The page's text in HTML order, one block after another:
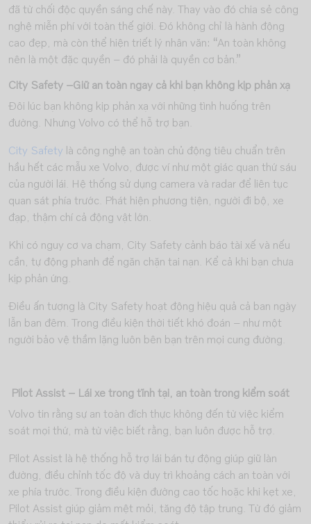
đã từ chối độc quyền sáng chế này. Thay vào đó chia sẻ công
nghệ miễn phí với toàn thế giới. Đó không chỉ là hành động
cao đẹp, mà còn thể hiện triết lý nhân văn: “An toàn không
nên là một đặc quyền – đó phải là quyền cơ bản.”
City Safety –Giữ an toàn ngay cả khi bạn không kịp phản xạ
Đôi lúc bạn không kịp phản xạ với những tình huống trên
đường. Nhưng Volvo có thể hỗ trợ bạn.
City Safety là công nghệ an toàn chủ động tiêu chuẩn trên
hầu hết các mẫu xe Volvo, được ví như một giác quan thứ sáu
của người lái. Hệ thống sử dụng camera và radar để liên tục
quan sát phía trước. Phát hiện phương tiện, người đi bộ, xe
đạp, thậm chí cả động vật lớn.
Khi có nguy cơ va chạm, City Safety cảnh báo tài xế và nếu
cần, tự động phanh để ngăn chặn tai nạn. Kể cả khi bạn chưa
kịp phản ứng.
Điều ấn tượng là City Safety hoạt động hiệu quả cả ban ngày
lẫn ban đêm. Trong điều kiện thời tiết khó đoán – như một
người bảo vệ thầm lặng luôn bên bạn trên mọi cung đường.
Pilot Assist – Lái xe trong tĩnh tại, an toàn trong kiểm soát
Volvo tin rằng sự an toàn đích thực không đến từ việc kiểm
soát mọi thứ, mà từ việc biết rằng, bạn luôn được hỗ trợ.
Pilot Assist là hệ thống hỗ trợ lái bán tự động giúp giữ làn
đường, điều chỉnh tốc độ và duy trì khoảng cách an toàn với
xe phía trước. Trong điều kiện đường cao tốc hoặc khi kẹt xe,
Pilot Assist giúp giảm mệt mỏi, tăng độ tập trung. Từ đó giảm